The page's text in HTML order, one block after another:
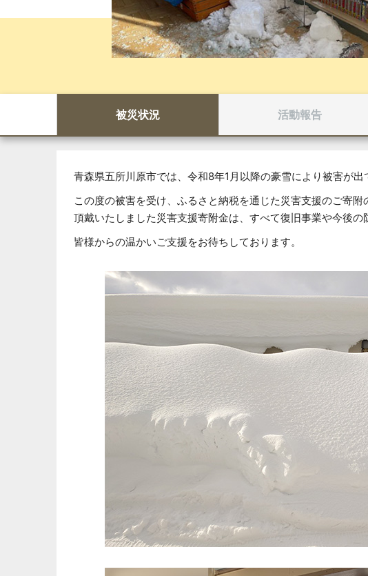
被災状況 活動報告
青森県五所川原市では、令和8年1月以降の豪雪により被害が出
この度の被害を受け、ふるさと納税を通じた災害支援のご寄附
頂戴いたしました災害支援寄附金は、すべて復旧事業や今後の
皆様からの温かいご支援をお待ちしております。